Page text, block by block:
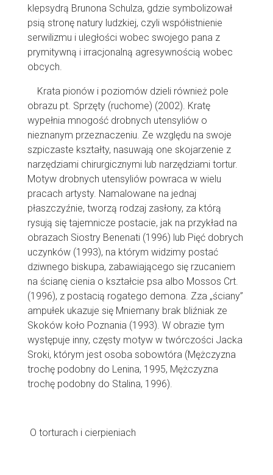
klepsydrą Brunona Schulza, gdzie symbolizował
psią stronę natury ludzkiej, czyli współistnienie
serwilizmu i uległości wobec swojego pana z
prymitywną i irracjonalną agresywnością wobec
obcych.
Krata pionów i poziomów dzieli również pole
obrazu pt. Sprzęty (ruchome) (2002). Kratę
wypełnia mnogość drobnych utensyliów o
nieznanym przeznaczeniu. Ze względu na swoje
szpiczaste kształty, nasuwają one skojarzenie z
narzędziami chirurgicznymi lub narzędziami tortur.
Motyw drobnych utensyliów powraca w wielu
pracach artysty. Namalowane na jednaj
płaszczyźnie, tworzą rodzaj zasłony, za którą
rysują się tajemnicze postacie, jak na przykład na
obrazach Siostry Benenati (1996) lub Pięć dobrych
uczynków (1993), na którym widzimy postać
dziwnego biskupa, zabawiającego się rzucaniem
na ścianę cienia o kształcie psa albo Mossos Crt.
(1996), z postacią rogatego demona. Zza „ściany”
ampułek ukazuje się Mniemany brak bliźniak ze
Skoków koło Poznania (1993). W obrazie tym
występuje inny, częsty motyw w twórczości Jacka
Sroki, którym jest osoba sobowtóra (Mężczyzna
trochę podobny do Lenina, 1995, Mężczyzna
trochę podobny do Stalina, 1996).
O torturach i cierpieniach